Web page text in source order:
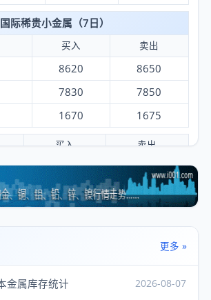
国际稀贵小金属（7日）
买入 卖出
8620
8650
7830
7850
1670 1675
买入 卖出
4250.90
4252.90
61.54
61.79
8250.00 9250.00
更多 »
金属库存统计 2026-08-07